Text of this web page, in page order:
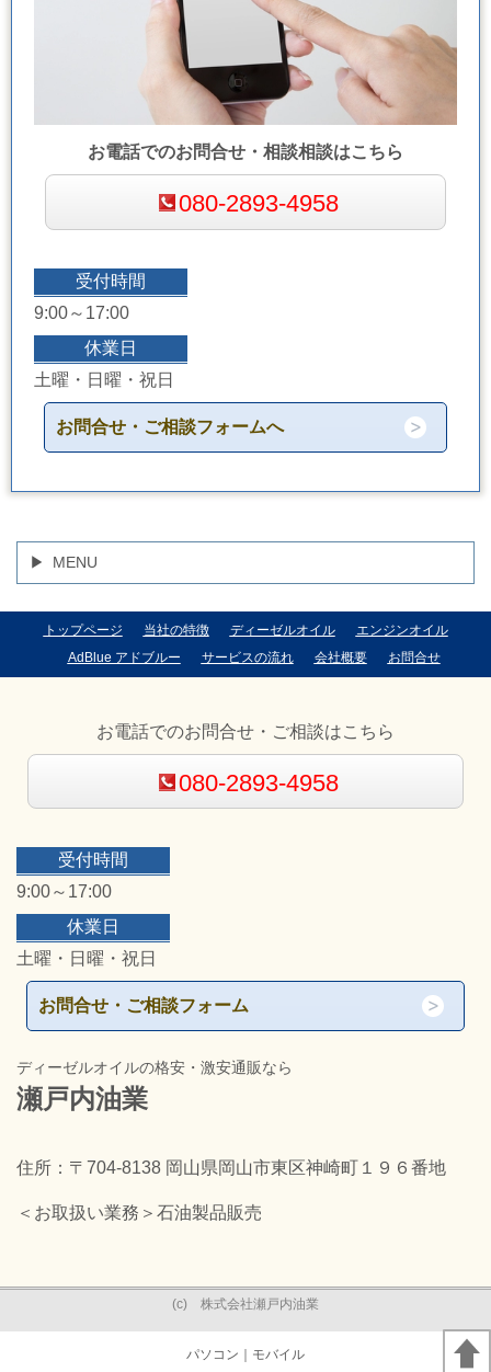
お電話でのお問合せ・相談相談はこちら
080-2893-4958
受付時間
9:00～17:00
休業日
土曜・日曜・祝日
お問合せ・ご相談フォームへ
MENU
トップページ 当社の特徴 ディーゼルオイル
エンジンオイル
AdBlue アドブルー
サービスの流れ 会社概要 お問合せ
お電話でのお問合せ・ご相談はこちら
080-2893-4958
受付時間
9:00～17:00
休業日
土曜・日曜・祝日
お問合せ・ご相談フォーム
ディーゼルオイルの格安・激安通販なら
瀬戸内油業
住所：〒704-8138 岡山県岡山市東区神崎町１９６番地
＜お取扱い業務＞石油製品販売
(c) 株式会社瀬戸内油業
パソコン ｜モバイル